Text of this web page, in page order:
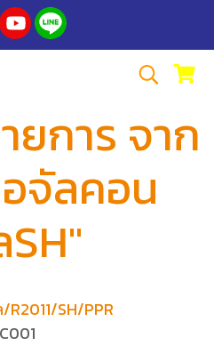
ยการ จาก
จัลคอน
SH/PPR